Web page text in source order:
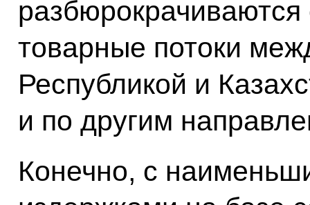
товарные потоки
Республикой и
и по другим
Конечно, с